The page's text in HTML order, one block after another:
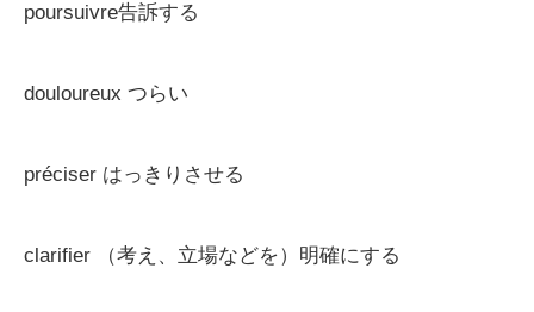
poursuivre告訴する
douloureux つらい
préciser はっきりさせる
clarifier （考え、立場などを）明確にする